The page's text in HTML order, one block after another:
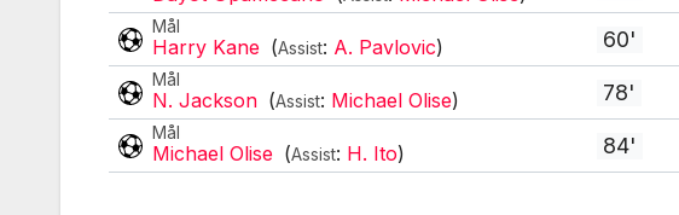
Mål
Harry Kane (Assist: A. Pavlovic) 60'
Mål
N. Jackson (Assist: Michael Olise) 78'
Mål
Michael Olise (Assist: H. Ito) 84'